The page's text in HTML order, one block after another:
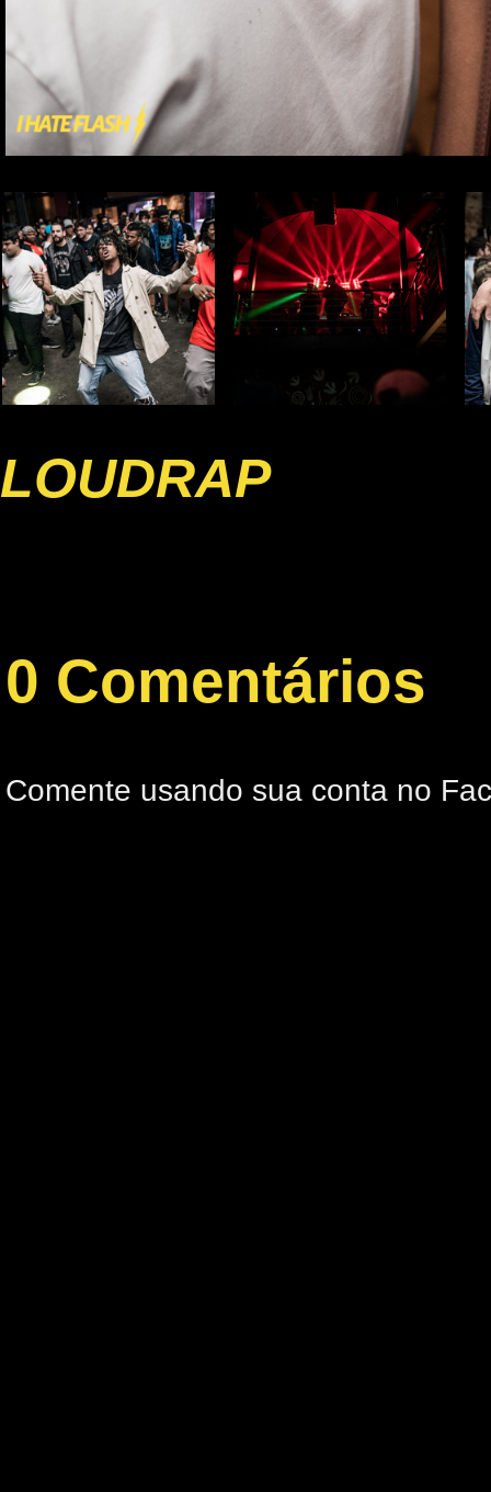
LOUDRAP
0 Comentários
Comente usando sua conta no